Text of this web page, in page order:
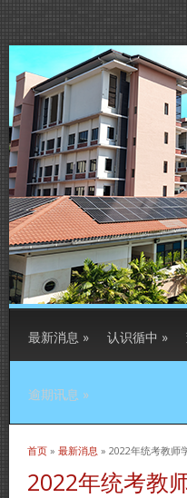
最新消息 » 认识循中 »
逾期讯息 »
当前位置
首页 » 最新消息 » 2022年统考教师
2022年统考教